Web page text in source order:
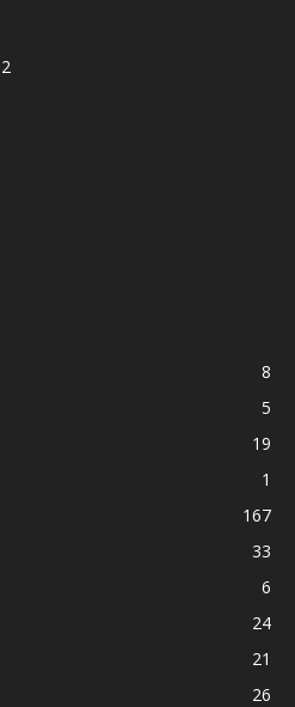
8
5
19
1
167
33
6
24
21
26